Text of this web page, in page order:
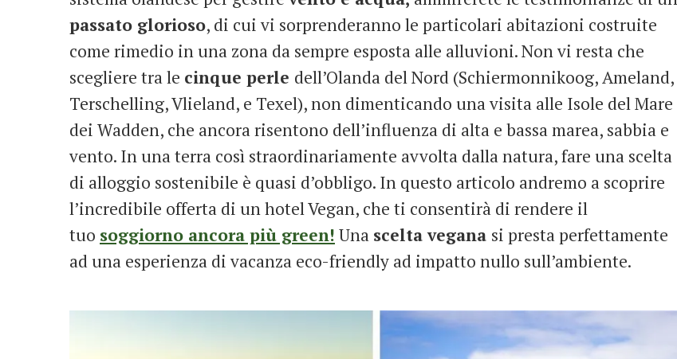
passato glorioso, di cui vi sorprenderanno le particolari abitazioni costruite
come rimedio in una zona da sempre esposta alle alluvioni. Non vi resta che
scegliere tra le cinque perle dell’Olanda del Nord (Schiermonnikoog, Ameland,
Terschelling, Vlieland, e Texel), non dimenticando una visita alle Isole del Mare
dei Wadden, che ancora risentono dell’influenza di alta e bassa marea, sabbia e
vento. In una terra così straordinariamente avvolta dalla natura, fare una scelta
di alloggio sostenibile è quasi d’obbligo. In questo articolo andremo a scoprire
l’incredibile offerta di un hotel Vegan, che ti consentirà di rendere il
tuo soggiorno ancora più green! Una scelta vegana si presta perfettamente
ad una esperienza di vacanza eco-friendly ad impatto nullo sull’ambiente.